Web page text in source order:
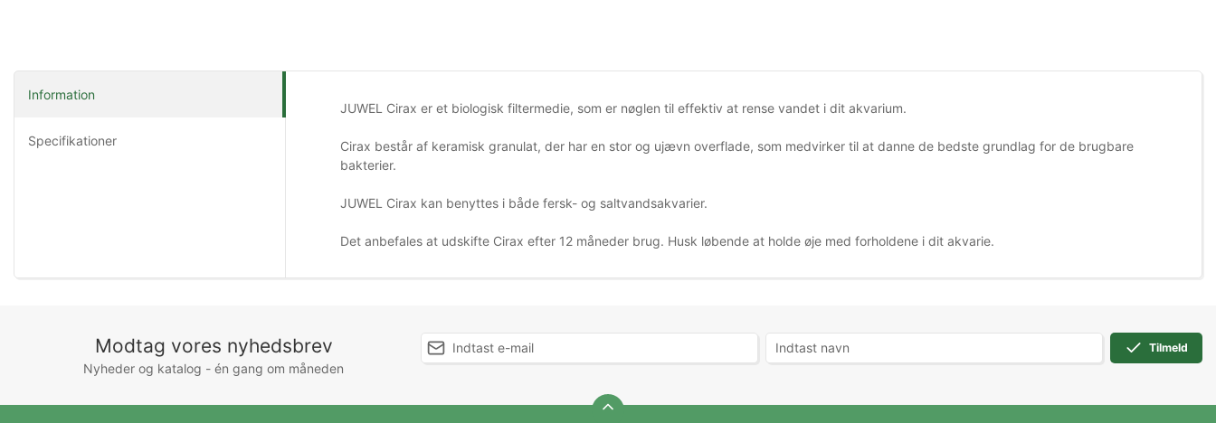
Information
Specifikationer
JUWEL Cirax er et biologisk filtermedie, som er nøglen til effektiv at rense vandet i dit akvarium.
Cirax består af keramisk granulat, der har en stor og ujævn overflade, som medvirker til at danne de bedste grundlag for de brugbare
bakterier.
JUWEL Cirax kan benyttes i både fersk- og saltvandsakvarier.
Det anbefales at udskifte Cirax efter 12 måneder brug. Husk løbende at holde øje med forholdene i dit akvarie.
Modtag vores nyhedsbrev
Nyheder og katalog - én gang om måneden
Tilmeld